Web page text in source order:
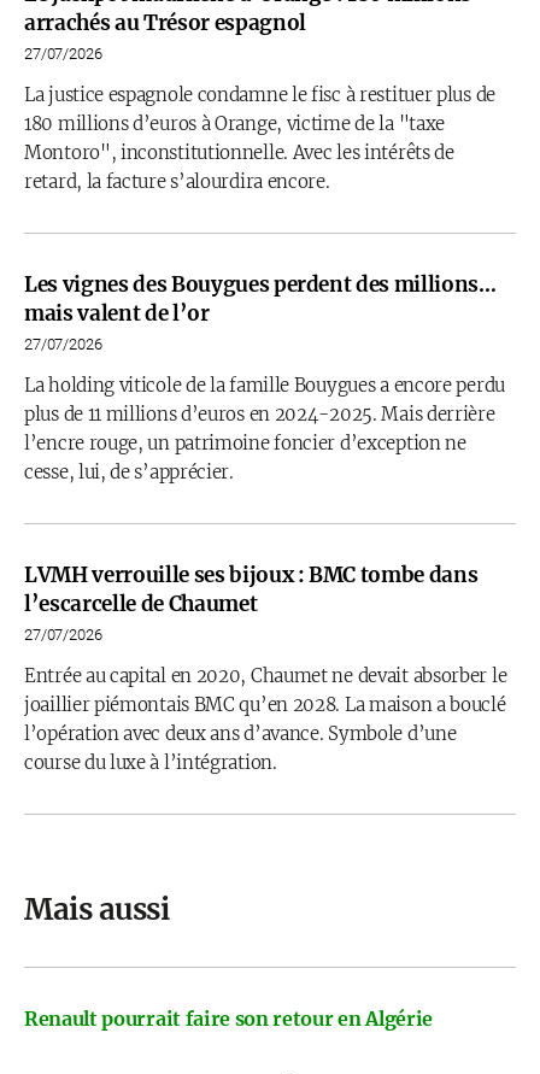
arrachés au Trésor espagnol
27/07/2026
La justice espagnole condamne le fisc à restituer plus de
180 millions d’euros à Orange, victime de la "taxe
Montoro", inconstitutionnelle. Avec les intérêts de
retard, la facture s’alourdira encore.
Les vignes des Bouygues perdent des millions…
mais valent de l’or
27/07/2026
La holding viticole de la famille Bouygues a encore perdu
plus de 11 millions d’euros en 2024-2025. Mais derrière
l’encre rouge, un patrimoine foncier d’exception ne
cesse, lui, de s’apprécier.
LVMH verrouille ses bijoux : BMC tombe dans
l’escarcelle de Chaumet
27/07/2026
Entrée au capital en 2020, Chaumet ne devait absorber le
joaillier piémontais BMC qu’en 2028. La maison a bouclé
l’opération avec deux ans d’avance. Symbole d’une
course du luxe à l’intégration.
Mais aussi
Renault pourrait faire son retour en Algérie